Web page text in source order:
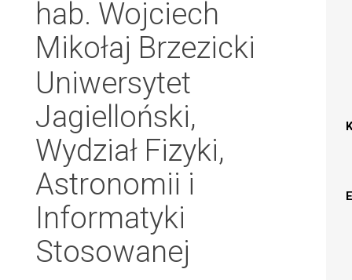
hab. Wojciech
Mikołaj Brzezicki
Uniwersytet
Jagielloński,
Wydział Fizyki,
Astronomii i
Informatyki
Stosowanej